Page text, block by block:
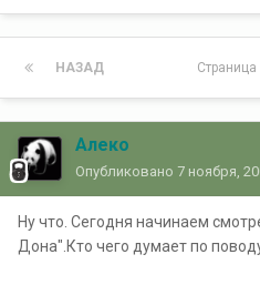
НАЗАД Страница
Алеко
Опубликовано 7 ноября,
Ну что. Сегодня начинаем
Дона".Кто чего думает по